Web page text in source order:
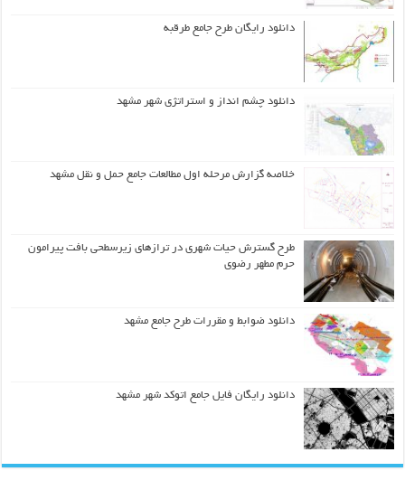
دانلود رایگان طرح جامع طرقبه
دانلود چشم انداز و استراتژی شهر مشهد
خلاصه گزارش مرحله اول مطالعات جامع حمل و نقل مشهد
طرح گسترش حیات شهري در ترازهاي زیرسطحی بافت پیرامون
حرم مطهر رضوي
دانلود ضوابط و مقررات طرح جامع مشهد
دانلود رایگان فایل جامع اتوکد شهر مشهد